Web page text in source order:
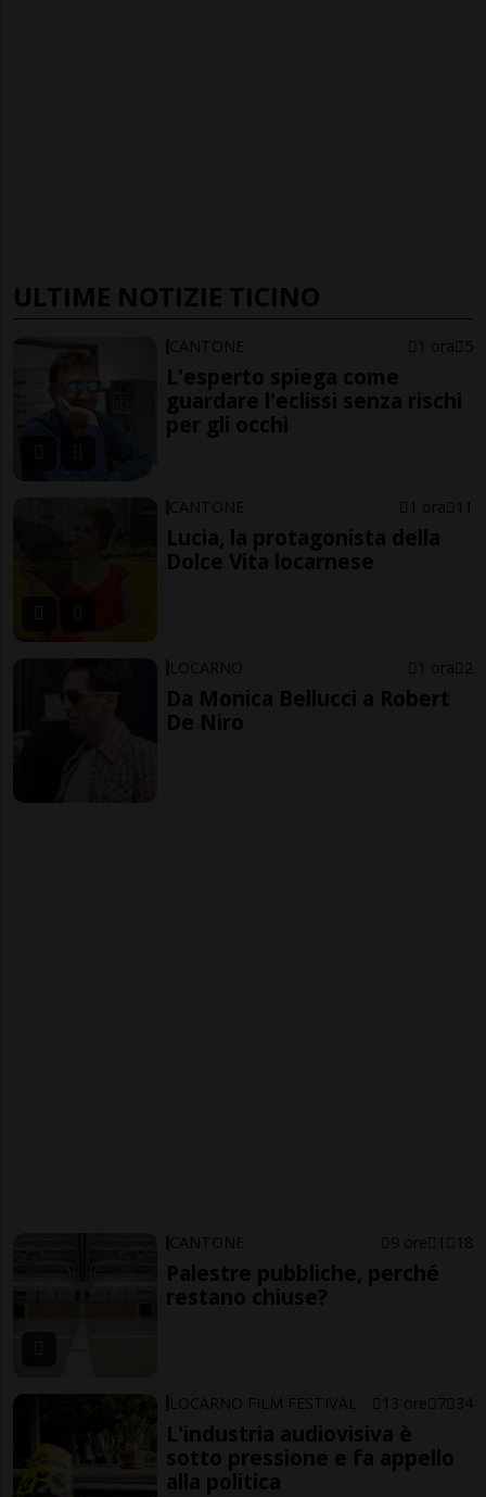
ULTIME NOTIZIE TICINO
CANTONE 1 ora 5
L'esperto spiega come
guardare l'eclissi senza rischi
per gli occhi
CANTONE 1 ora 11
Lucia, la protagonista della
Dolce Vita locarnese
LOCARNO 1 ora 2
Da Monica Bellucci a Robert
De Niro
CANTONE 9 ore 1 18
Palestre pubbliche, perché
restano chiuse?
LOCARNO FILM FESTIVAL 13 ore 7 34
L'industria audiovisiva è
sotto pressione e fa appello
alla politica